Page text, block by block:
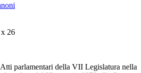
26
parlamentari della VII Legislatura nella